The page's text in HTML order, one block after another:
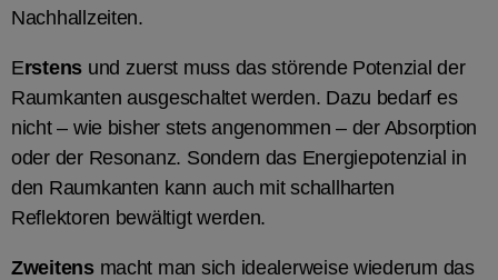
Nachhallzeiten.
Erstens und zuerst muss das störende Potenzial der
Raumkanten ausgeschaltet werden. Dazu bedarf es
nicht – wie bisher stets angenommen – der Absorption
oder der Resonanz. Sondern das Energiepotenzial in
den Raumkanten kann auch mit schallharten
Reflektoren bewältigt werden.
Zweitensmacht man sich idealerweise wiederum das